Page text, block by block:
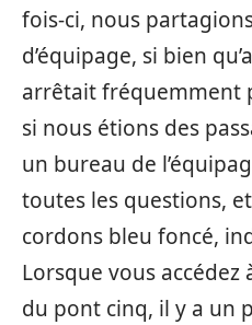
fois-ci, nous
d’équipage, si bien
arrêtait fréquemment
si nous étions des
un bureau de
toutes les questions,
cordons bleu foncé,
Lorsque vous accédez
du pont cinq, il y a un